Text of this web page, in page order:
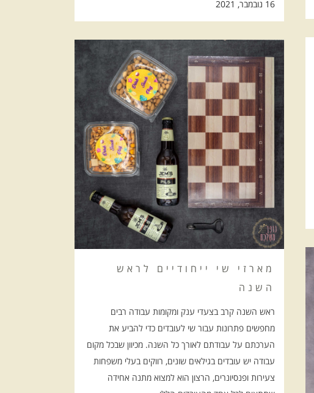
16 נובמבר, 2021
מארזי שי ייחודיים לראש
השנה
ראש השנה קרב בצעדי ענק ומקומות עבודה רבים
מחפשים פתרונות עבור שי לעובדים כדי להביע את
הערכתם על עבודתם לאורך כל השנה. מכיוון שבכל מקום
עבודה יש עובדים בגילאים שונים, רווקים בעלי משפחות
צעירות ופנסיונרים, הרצון הוא למצוא מתנה אחידה